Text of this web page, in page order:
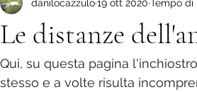
che dolore ! La nuova scuola
Le distanze
danilocazzulo19 ott 2020 Tempo di
Qui, su questa pagina
stesso e a volte risulta